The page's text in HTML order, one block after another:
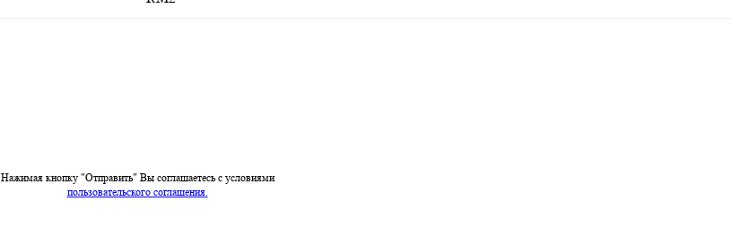
Нажимая кнопку "Отправить" Вы соглашаетесь c условиями
пользовательского соглашения.